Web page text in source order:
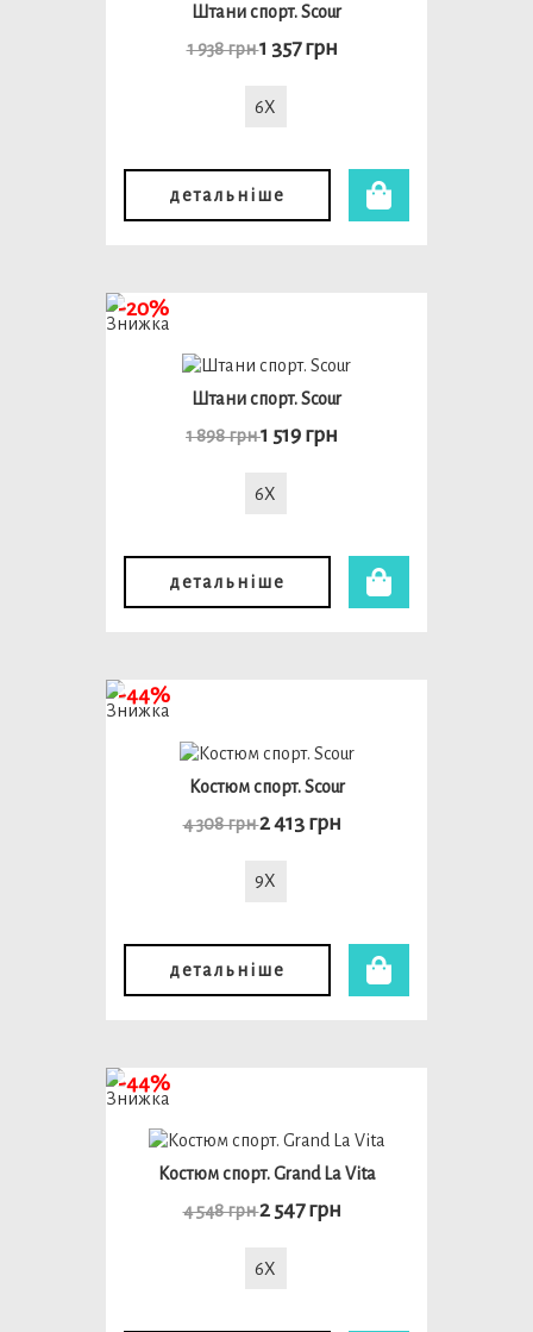
Штани спорт. Scour
1 938 грн1 357 грн
6X
детальніше
Штани спорт. Scour
1 898 грн1 519 грн
6X
детальніше
-20%
Костюм спорт. Scour
4 308 грн2 413 грн
9X
детальніше
-44%
Костюм спорт. Grand La Vita
4 548 грн2 547 грн
6X
-44%